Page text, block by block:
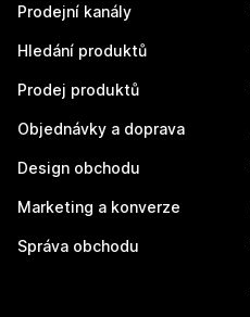
Prodejní kanály
Hledání produktů
Prodej produktů
Objednávky a doprava
Design obchodu
Marketing a konverze
Správa obchodu